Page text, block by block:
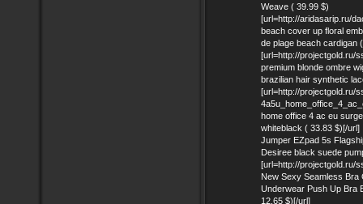
Weave ( 39.99 $)
[url=http://aridasarip.ru/
beach cover up floral
de plage beach cardigan
[url=http://projectgold.ru/
premium blonde ombre
brazilian hair synthetic
[url=http://projectgold.ru/
home office 4 ac eu
whiteblack ( 33.83 $)[/url]
Jumper EZpad 5s
Desiree black suede
[url=http://projectgold.ru/
New Sexy Seamless Bra
Underwear Push Up Bra
12.65 $)[/url]